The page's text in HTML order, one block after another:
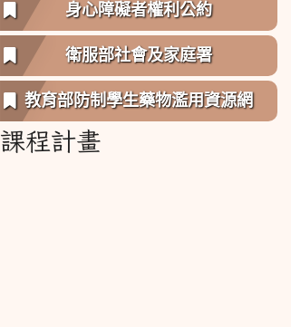
身心障礙者權利公約
衛服部社會及家庭署
教育部防制學生藥物濫用資源網
課程計畫